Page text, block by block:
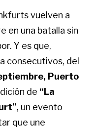
vuelven a
en una batalla sin
Y es que,
consecutivos, del
Puerto
de “La
, un evento
que une